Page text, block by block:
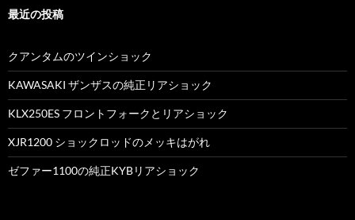
最近の投稿
クアンタムのツインショック
KAWASAKI ザンザスの純正リアショック
KLX250ES フロントフォークとリアショック
XJR1200 ショックロッドのメッキはがれ
ゼファー1100の純正KYBリアショック